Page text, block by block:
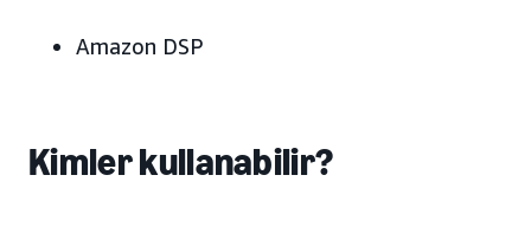
Amazon DSP
Kimler kullanabilir?